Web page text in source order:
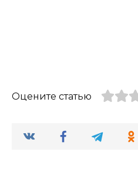
Оцените статью